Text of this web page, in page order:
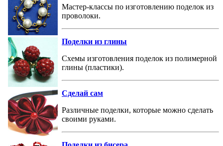
Мастер-классы по изготовлению поделок из
проволоки.
Поделки из глины
Схемы изготовления поделок из полимерной
глины (пластики).
Сделай сам
Различные поделки, которые можно сделать
своими руками.